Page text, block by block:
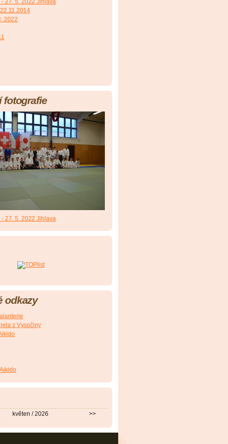
- 27. 5. 2022 Jihlava
2022
fotografie
27. 5. 2022 Jihlava
odkazy
z Vysočiny
květen / 2026 >>